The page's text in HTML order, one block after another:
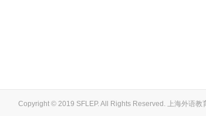
Copyright © 2019 SFLEP. All Rights Reserved. 上海外语教